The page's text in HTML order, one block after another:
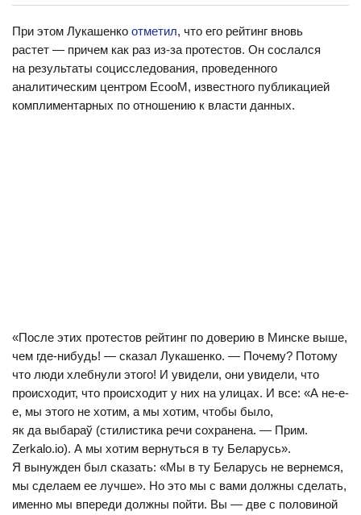
При этом Лукашенко отметил, что его рейтинг вновь
растет — причем как раз из-за протестов. Он сослался
на результаты социсследования, проведенного
аналитическим центром EcooM, известного публикацией
комплиментарных по отношению к власти данных.
«После этих протестов рейтинг по доверию в Минске выше,
чем где-нибудь! — сказал Лукашенко. — Почему? Потому
что люди хлебнули этого! И увидели, они увидели, что
происходит, что происходит у них на улицах. И все: «А не-е-
е, мы этого не хотим, а мы хотим, чтобы было,
як да выбараў (стилистика речи сохранена. — Прим.
Zerkalo.io). А мы хотим вернуться в ту Беларусь».
Я вынужден был сказать: «Мы в ту Беларусь не вернемся,
мы сделаем ее лучше». Но это мы с вами должны сделать,
именно мы впереди должны пойти. Вы — две с половиной